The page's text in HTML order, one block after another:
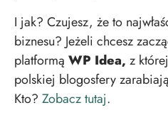
I jak? Czujesz, że to
biznesu? Jeżeli chcesz
platformą WP Idea, z
polskiej blogosfery
Kto? Zobacz tutaj.